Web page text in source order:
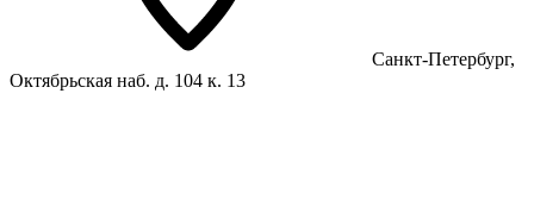
Санкт-Петербург,
Октябрьская наб. д. 104 к. 13